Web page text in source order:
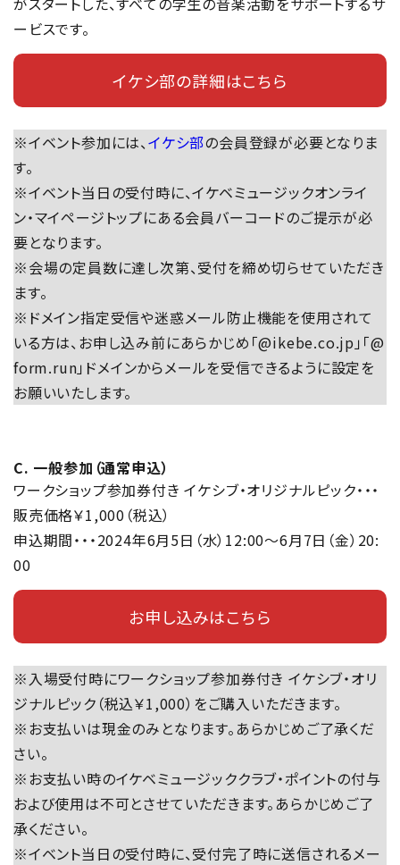
ービスです。
イケシ部の詳細はこちら
※イベント参加には、イケシ部の会員登録が必要となりま
す。
※イベント当日の受付時に、イケベミュージックオンライ
ン・マイページトップにある会員バーコードのご提示が必
要となります。
※会場の定員数に達し次第、受付を締め切らせていただき
ます。
※ドメイン指定受信や迷惑メール防止機能を使用されて
いる方は、お申し込み前にあらかじめ「@ikebe.co.jp」「@
form.run」ドメインからメールを受信できるように設定を
お願いいたします。
C. 一般参加（通常申込）
ワークショップ参加券付き イケシブ・オリジナルピック・・・
販売価格￥1,000（税込）
申込期間・・・2024年6月5日（水）12:00～6月7日（金）20:
00
お申し込みはこちら
※入場受付時にワークショップ参加券付き イケシブ・オリ
ジナルピック（税込￥1,000）をご購入いただきます。
※お支払いは現金のみとなります。あらかじめご了承くだ
さい。
※お支払い時のイケベミュージッククラブ・ポイントの付与
および使用は不可とさせていただきます。あらかじめご了
承ください。
※イベント当日の受付時に、受付完了時に送信されるメー